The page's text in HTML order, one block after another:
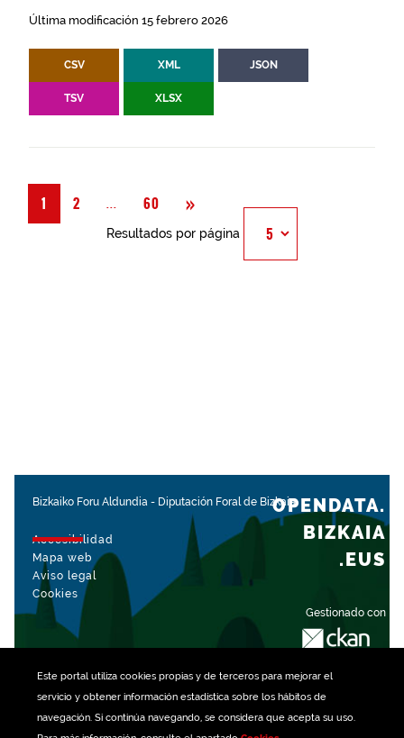
Este portal utiliza cookiespropias y de terceros para mejorar el
servicio y obtener información estadística sobre los hábitos de
navegación. Si continúa navegando, se considera que acepta su uso.
Última modificación 15 febrero 2026
CSV XML JSON
TSV XLSX
1 2 Página
... 60 » Siguiente
Resultados por página
Bizkaiko Foru Aldundia - Diputación Foral de Bizkaia
Accesibilidad
Mapa web
Aviso legal
Cookies
Gestionado con
OPENDATA.
BIZKAIA
.EUS